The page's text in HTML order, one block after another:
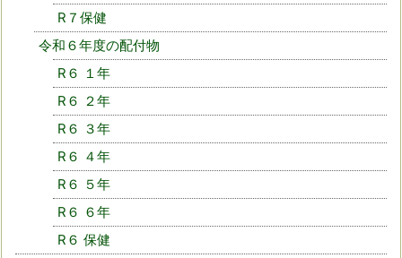
R７保健
令和６年度の配付物
R６ １年
R６ ２年
R６ ３年
R６ ４年
R６ ５年
R６ ６年
R６ 保健